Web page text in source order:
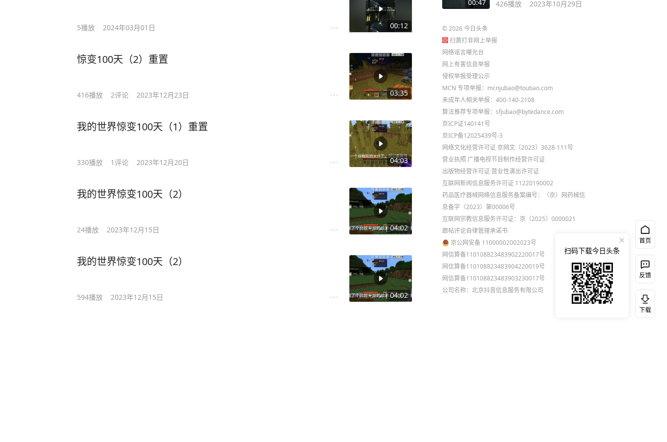
00:12
5播放 2024年03月01日
03:35
惊变100天（2）重置
416播放 2评论 2023年12月23日
04:03
我的世界惊变100天（1）重置
330播放 1评论 2023年12月20日
04:02
我的世界惊变100天（2）
24播放 2023年12月15日
04:02
我的世界惊变100天（2）
594播放 2023年12月15日
00:47 426播放 2023年10月29日
©2026今日头条
扫黄打非网上举报
网络谣言曝光台
网上有害信息举报
侵权举报受理公示
MCN 专项举报：mcnjubao@toutiao.com
未成年人相关举报：400-140-2108
算法推荐专项举报：sfjubao@bytedance.com
京ICP证140141号
京ICP备12025439号-3
网络文化经营许可证 京网文〔2023〕3628-111号
营业执照 广播电视节目制作经营许可证
出版物经营许可证 营业性演出许可证
互联网新闻信息服务许可证 11220190002
药品医疗器械网络信息服务备案编号：（京）网药械信
息备字（2023）第00006号
互联网宗教信息服务许可证：京（2025）0000021
跟帖评论自律管理承诺书
京公网安备 11000002002023号
网信算备110108823483902220017号
网信算备110108823483904220019号
网信算备110108823483903230017号
公司名称：北京抖音信息服务有限公司
首页
反馈
下载
扫码下载今日头条